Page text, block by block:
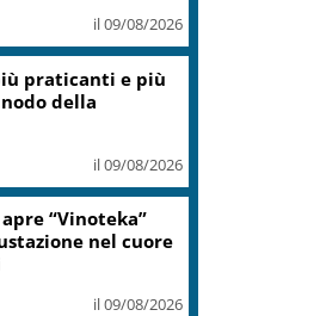
il 09/08/2026
praticanti e più
della
il 09/08/2026
“Vinoteka”
nel cuore
il 09/08/2026